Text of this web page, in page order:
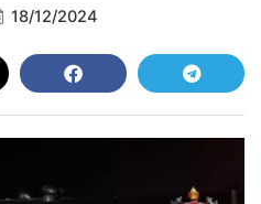
18/12/2024